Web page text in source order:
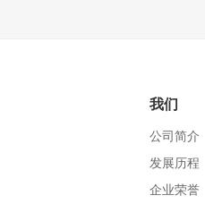
我们
公司简介
发展历程
企业荣誉